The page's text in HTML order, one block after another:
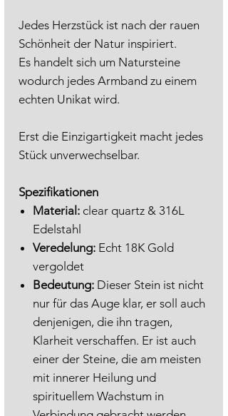
Jedes Herzstück ist nach der rauen
Schönheit der Natur inspiriert.
Es handelt sich um Natursteine
wodurch jedes Armband zu einem
echten Unikat wird.
Erst die Einzigartigkeit macht jedes
Stück unverwechselbar.
Spezifikationen
Material: clear quartz & 316L
Edelstahl
Veredelung: Echt 18K Gold
vergoldet
Bedeutung: Dieser Stein ist nicht
nur für das Auge klar, er soll auch
denjenigen, die ihn tragen,
Klarheit verschaffen. Er ist auch
einer der Steine, die am meisten
mit innerer Heilung und
spirituellem Wachstum in